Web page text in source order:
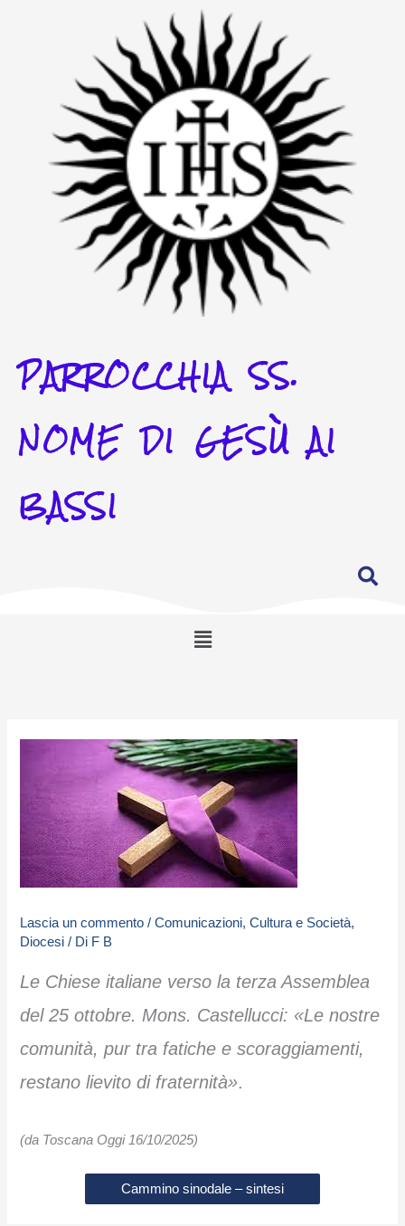
PARROCCHIA SS.
NOME DI GESÙ AI
BASSI
Menu
Lascia un commento /Comunicazioni,Cultura e Società,
Diocesi / Di F B
Le Chiese italiane verso la terza Assemblea
del 25 ottobre. Mons. Castellucci: «Le nostre
comunità, pur tra fatiche e scoraggiamenti,
restano lievito di fraternità».
(da Toscana Oggi 16/10/2025)
Cammino sinodale – sintesi